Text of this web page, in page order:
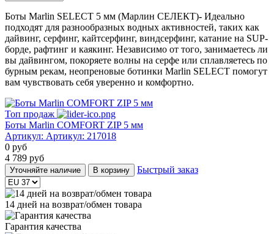
Боты Marlin SELECT 5 мм (Марлин СЕЛЕКТ)- Идеально
подходят для разнообразных водных активностей, таких как
дайвинг, серфинг, кайтсерфинг, виндсерфинг, катание на SUP-
борде, рафтинг и каякинг. Независимо от того, занимаетесь ли
вы дайвингом, покоряете волны на серфе или сплавляетесь по
бурным рекам, неопреновые ботинки Marlin SELECT помогут
вам чувствовать себя уверенно и комфортно.
Топ продаж
Боты Marlin COMFORT ZIP 5 мм
Артикул: Артикул: 217018
0 руб
4 789 руб
Уточняйте наличие В корзину Быстрый заказ
14 дней на возврат/обмен товара
Гарантия качества